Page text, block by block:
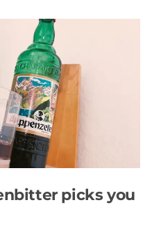
picks you